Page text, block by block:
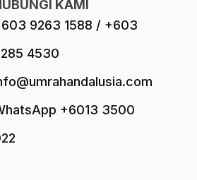
KAMI
9263 1588 / +603
4530
+6013 3500